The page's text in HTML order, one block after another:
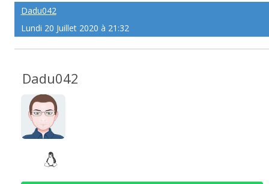
Dadu042
Lundi 20 Juillet 2020 à 21:32
Dadu042